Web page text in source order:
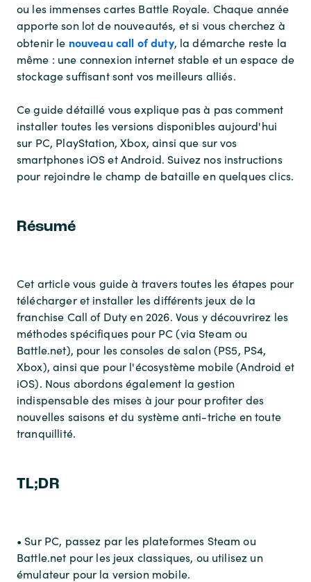
ou les immenses cartes Battle Royale. Chaque année
apporte son lot de nouveautés, et si vous cherchez à
obtenir le nouveau call of duty, la démarche reste la
même : une connexion internet stable et un espace de
stockage suffisant sont vos meilleurs alliés.
Ce guide détaillé vous explique pas à pas comment
installer toutes les versions disponibles aujourd'hui
sur PC, PlayStation, Xbox, ainsi que sur vos
smartphones iOS et Android. Suivez nos instructions
pour rejoindre le champ de bataille en quelques clics.
Résumé
Cet article vous guide à travers toutes les étapes pour
télécharger et installer les différents jeux de la
franchise Call of Duty en 2026. Vous y découvrirez les
méthodes spécifiques pour PC (via Steam ou
Battle.net), pour les consoles de salon (PS5, PS4,
Xbox), ainsi que pour l'écosystème mobile (Android et
iOS). Nous abordons également la gestion
indispensable des mises à jour pour profiter des
nouvelles saisons et du système anti-triche en toute
tranquillité.
TL;DR
• Sur PC, passez par les plateformes Steam ou
Battle.net pour les jeux classiques, ou utilisez un
émulateur pour la version mobile.